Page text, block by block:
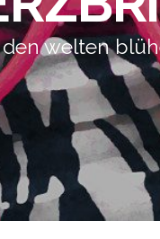
welten